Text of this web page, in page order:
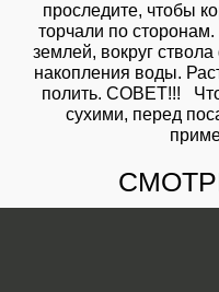
проследите, чтобы
торчали по сторонам.
землей, вокруг
накопления воды.
полить. СОВЕТ!!!
сухими, перед